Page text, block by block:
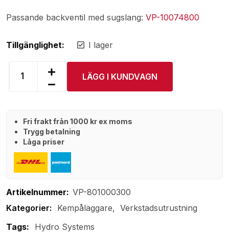
Passande backventil med sugslang: VP-10074800
Tillgänglighet: I lager
LÄGG I KUNDVAGN
Fri frakt från 1000 kr ex moms
Trygg betalning
Låga priser
Artikelnummer: VP-801000300
Kempåläggare
Verkstadsutrustning
Tags:
Hydro Systems